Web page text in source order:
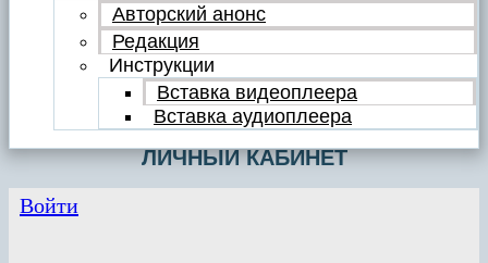
Авторский анонс
Редакция
Инструкции
Вставка видеоплеера
Вставка аудиоплеера
ЛИЧНЫЙ КАБИНЕТ
Войти